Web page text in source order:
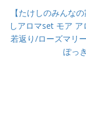
【たけしのみんな
しアロマset モア
若返り/ローズマリ
ぽっ